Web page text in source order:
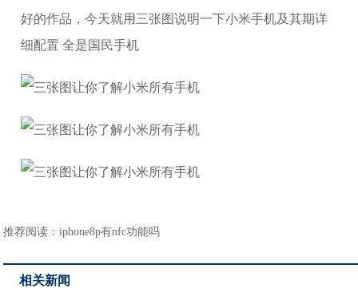
好的作品，今天就用三张图说明一下小米手机及其期详
细配置 全是国民手机
推荐阅读：iphone8p有nfc功能吗
相关新闻